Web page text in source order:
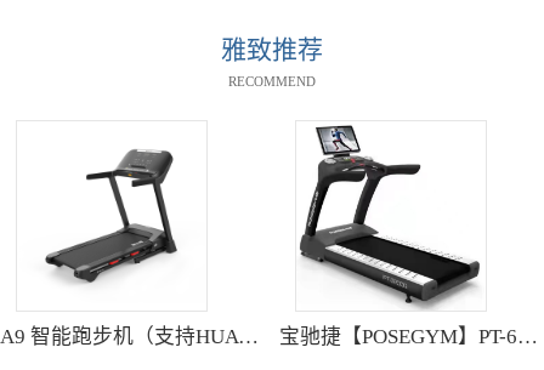
雅致推荐
RECOMMEND
A9 智能跑步机（支持HUAWEI HiLink） SH-T9119P 宝驰捷【POSEGYM】PT-6600Q高清大型触摸屏跑步机静音减震